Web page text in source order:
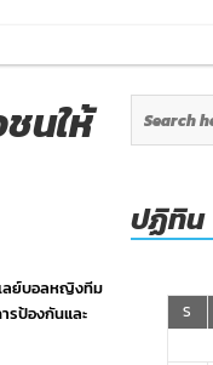
อลเลย์บอล รุ่น U12 / U18
นให้
ลย์บอลหญิงทีม
รป้องกันและ
ปฏิทิน
S